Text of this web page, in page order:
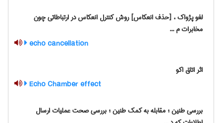
لغو پژواک ، [حذف انعکاس] روش کنترل انعکاس در ارتباطاتی چون
مخابرات م ...
echo cancellation
اثر اتاق اکو
Echo Chamber effect
بررسی طنین ؛ مقابله به کمک طنین ؛ بررسی صحت عملیات ارسال